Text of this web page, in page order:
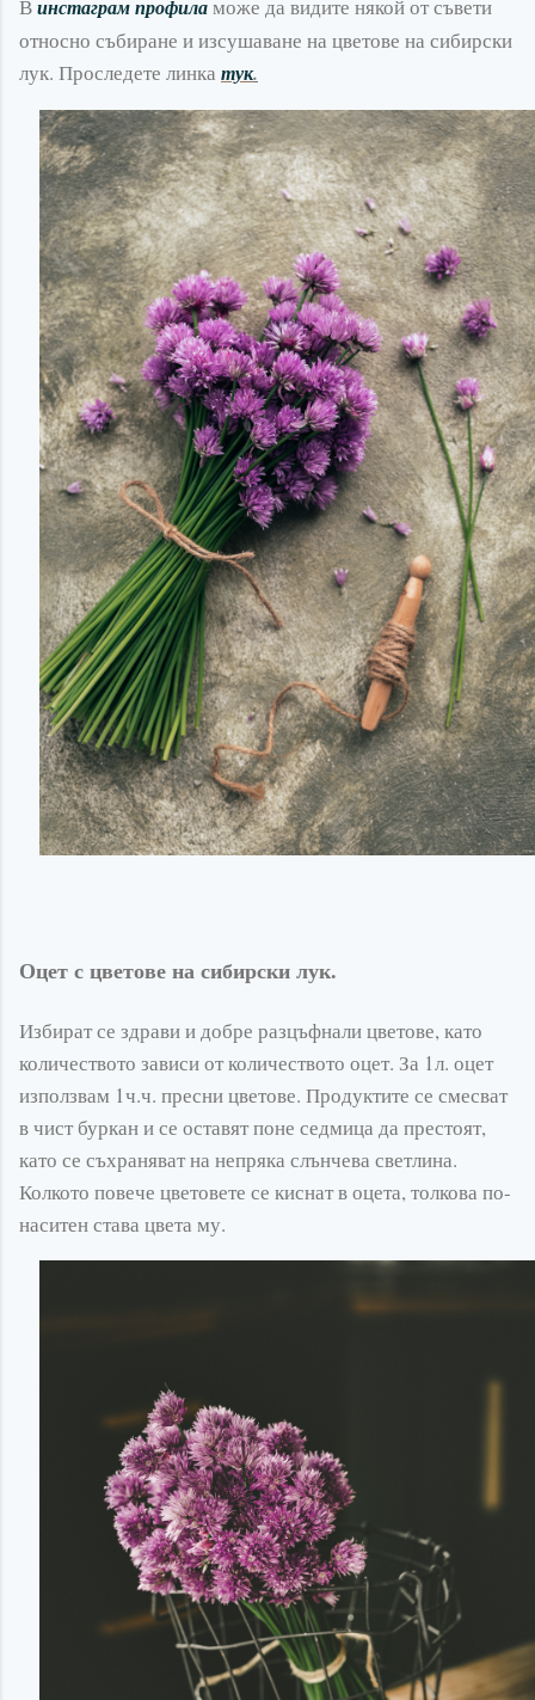
Винстаграм профиламоже да видите някой от съвети
относно събиране и изсушаване на цветове на сибирски
лук. Проследете линка тук.
Оцет с цветове на сибирски лук.
Избират се здрави и добре разцъфнали цветове, като
количеството зависи от количеството оцет. За 1л. оцет
използвам 1ч.ч. пресни цветове. Продуктите се смесват
в чист буркан и се оставят поне седмица да престоят,
като се съхраняват на непряка слънчева светлина.
Колкото повече цветовете се киснат в оцета, толкова по-
наситен става цвета му.